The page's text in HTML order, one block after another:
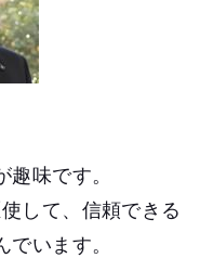
味です。
して、信頼できる
います。